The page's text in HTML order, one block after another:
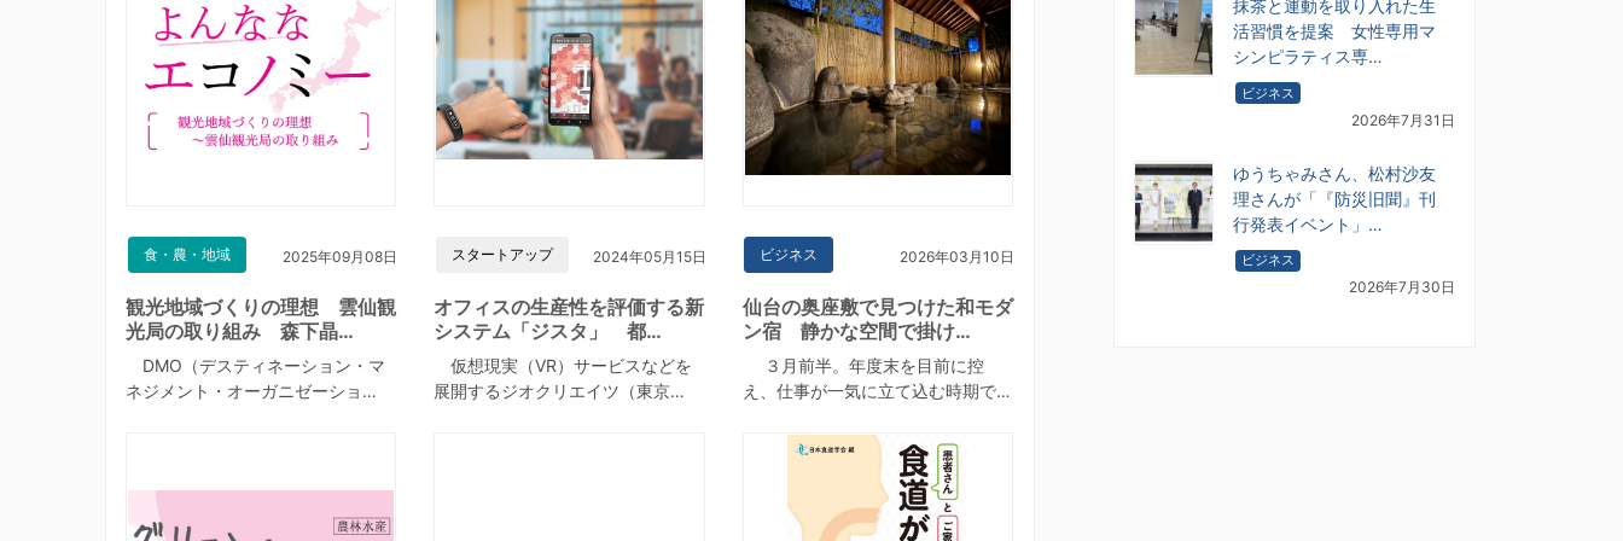
食・農・地域 2025年09月08日
観光地域づくりの理想 雲仙観
光局の取り組み 森下晶…
DMO（デスティネーション・マ
ネジメント・オーガニゼーショ…
スタートアップ 2024年05月15日
オフィスの生産性を評価する新
システム「ジスタ」 都…
仮想現実（VR）サービスなどを
展開するジオクリエイツ（東京…
ビジネス 2026年03月10日
仙台の奥座敷で見つけた和モダ
ン宿 静かな空間で掛け…
３月前半。年度末を目前に控
え、仕事が一気に立て込む時期で…
抹茶と運動を取り入れた生
活習慣を提案 女性専用マ
シンピラティス専…
ビジネス
2026年7月31日
ゆうちゃみさん、松村沙友
理さんが「『防災旧聞』刊
行発表イベント」…
ビジネス
2026年7月30日